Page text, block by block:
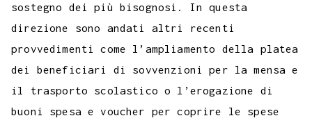
sostegno dei più bisognosi. In questa
direzione sono andati altri recenti
provvedimenti come l’ampliamento della platea
dei beneficiari di sovvenzioni per la mensa e
il trasporto scolastico o l’erogazione di
buoni spesa e voucher per coprire le spese